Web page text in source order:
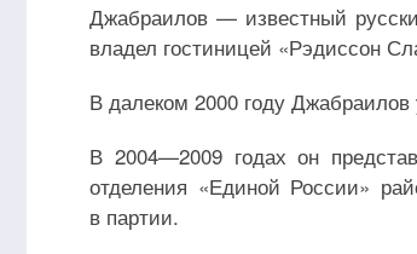
Джабраилов — известный
владел гостиницей «Рэдиссон
В далеком 2000 году Джабраилов
В 2004—2009 годах он
отделения «Единой России»
в партии.